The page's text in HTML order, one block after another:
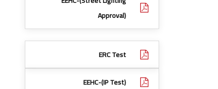
Approval)
ERC Test
EEHC-(IP Test)